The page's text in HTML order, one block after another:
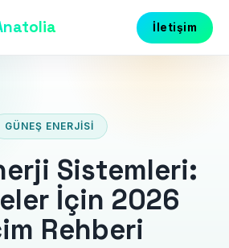
İletişim
GÜNEŞ ENERJISI
Sistemleri:
İçin 2026
Rehberi